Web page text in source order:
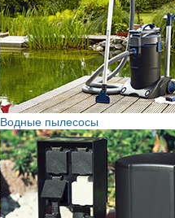
Водные пылесосы